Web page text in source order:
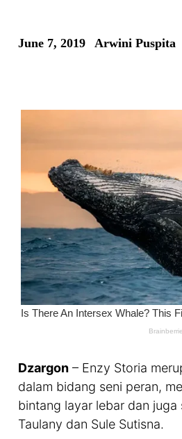
June 7, 2019 Arwini Puspita
Dzargon – Enzy Storia
dalam bidang seni peran,
bintang layar lebar dan
Taulany dan Sule Sutisna.